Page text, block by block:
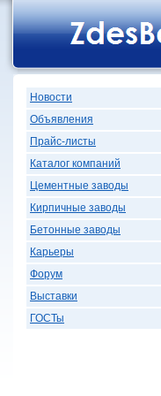
Новости
Объявления
Прайс-листы
Каталог компаний
Цементные заводы
Кирпичные заводы
Бетонные заводы
Карьеры
Форум
Выставки
ГОСТы